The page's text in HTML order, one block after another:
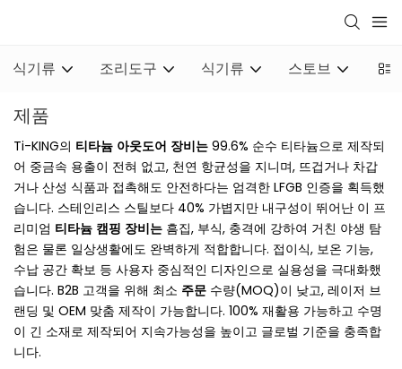
식기류 조리도구 식기류 스토브 바
제품
Ti-KING의 티타늄 아웃도어 장비는 99.6% 순수 티타늄으로 제작되
어 중금속 용출이 전혀 없고, 천연 항균성을 지니며, 뜨겁거나 차갑
거나 산성 식품과 접촉해도 안전하다는 엄격한 LFGB 인증을 획득했
습니다. 스테인리스 스틸보다 40% 가볍지만 내구성이 뛰어난 이 프
리미엄 티타늄 캠핑 장비는 흠집, 부식, 충격에 강하여 거친 야생 탐
험은 물론 일상생활에도 완벽하게 적합합니다. 접이식, 보온 기능,
수납 공간 확보 등 사용자 중심적인 디자인으로 실용성을 극대화했
습니다. B2B 고객을 위해 최소 주문 수량(MOQ)이 낮고, 레이저 브
랜딩 및 OEM 맞춤 제작이 가능합니다. 100% 재활용 가능하고 수명
이 긴 소재로 제작되어 지속가능성을 높이고 글로벌 기준을 충족합
니다.